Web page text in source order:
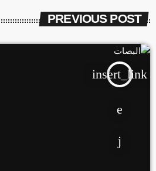
PREVIOUS POST
insert_link